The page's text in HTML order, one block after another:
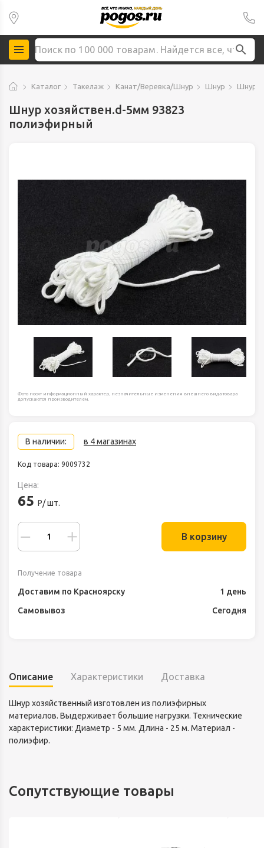
Каталог Такелаж Канат/Веревка/Шнур Шнур Шнур
Шнур хозяйствен.d-5мм 93823
полиэфирный
Фото носят информационный характер, незначительные изменения внешнего вида товара
допускаются производителем.
В наличии: в 4 магазинах
Код товара: 9009732
Цена:
65 Р/ шт.
В корзину
Получение товара
Доставим по Красноярску
1 день
Самовывоз
Сегодня
Описание Характеристики Доставка
Шнур хозяйственный изготовлен из полиэфирных
материалов. Выдерживает большие нагрузки. Технические
характеристики: Диаметр - 5 мм. Длина - 25 м. Материал -
полиэфир.
Сопутствующие товары